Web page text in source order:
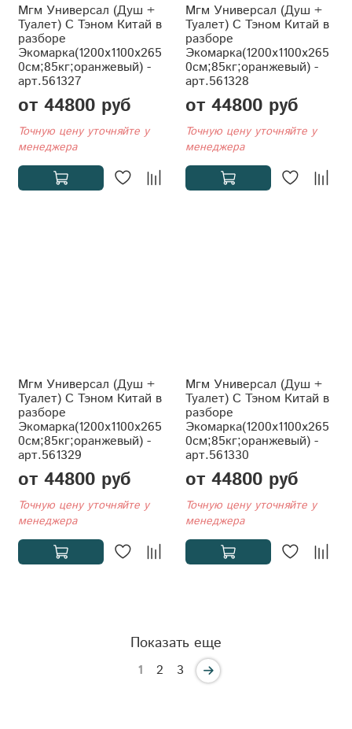
Мгм Универсал (Душ +
Туалет) С Тэном Китай в
разборе
Экомарка(1200x1100x265
0см;85кг;оранжевый) -
арт.561327
от 44800 руб
Точную цену уточняйте у
менеджера
Мгм Универсал (Душ +
Туалет) С Тэном Китай в
разборе
Экомарка(1200x1100x265
0см;85кг;оранжевый) -
арт.561328
от 44800 руб
Точную цену уточняйте у
менеджера
Мгм Универсал (Душ +
Туалет) С Тэном Китай в
разборе
Экомарка(1200x1100x265
0см;85кг;оранжевый) -
арт.561329
от 44800 руб
Точную цену уточняйте у
менеджера
Мгм Универсал (Душ +
Туалет) С Тэном Китай в
разборе
Экомарка(1200x1100x265
0см;85кг;оранжевый) -
арт.561330
от 44800 руб
Точную цену уточняйте у
менеджера
Показать еще
1 2 3